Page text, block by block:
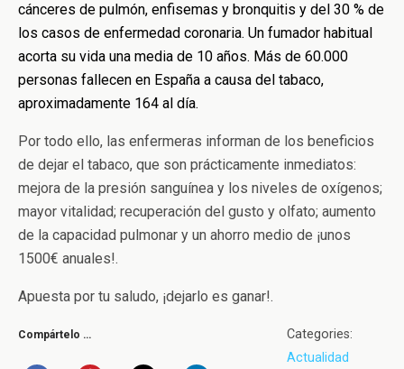
cánceres de pulmón, enfisemas y bronquitis y del 30 % de
los casos de enfermedad coronaria. Un fumador habitual
acorta su vida una media de 10 años. Más de 60.000
personas fallecen en España a causa del tabaco,
aproximadamente 164 al día.
Por todo ello, las enfermeras informan de los beneficios
de dejar el tabaco, que son prácticamente inmediatos:
mejora de la presión sanguínea y los niveles de oxígenos;
mayor vitalidad; recuperación del gusto y olfato; aumento
de la capacidad pulmonar y un ahorro medio de ¡unos
1500€ anuales!.
Apuesta por tu saludo, ¡dejarlo es ganar!.
Compártelo …
Categories:
Actualidad